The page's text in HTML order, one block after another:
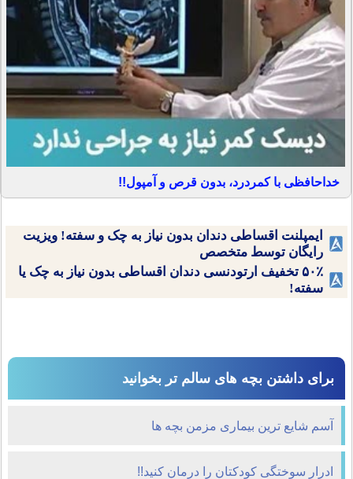
خداحافظی با کمردرد، بدون قرص و آمپول!!
ایمپلنت اقساطی دندان بدون نیاز به چک و سفته! ویزیت
رایگان توسط متخصص
۵۰٪ تخفیف ارتودنسی دندان اقساطی بدون نیاز به چک یا
سفته!
برای داشتن بچه های سالم تر بخوانید
آسم شایع ترین بیماری مزمن بچه ها
ادرار سوختگی کودکتان را درمان کنید!!